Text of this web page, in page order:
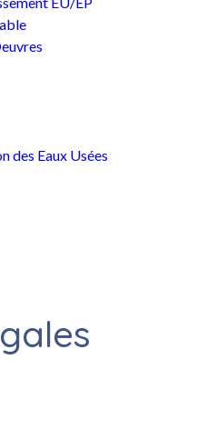
des Eaux Usées